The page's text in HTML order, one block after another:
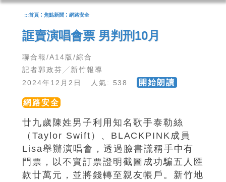
:::首頁 : 焦點新聞 : 網路安全
誆賣演唱會票 男判刑10月
聯合報/A14版/綜合
記者郭政芬╱新竹報導
2024年12月2日 人氣: 538
開始朗讀
網路安全
廿九歲陳姓男子利用知名歌手泰勒絲
（Taylor Swift）、BLACKPINK成員
Lisa舉辦演唱會，透過臉書謊稱手中有
門票，以不實訂票證明截圖成功騙五人匯
款廿萬元，並將錢轉至親友帳戶。新竹地